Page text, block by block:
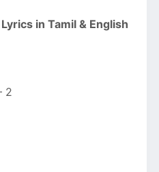
in Tamil & English
2